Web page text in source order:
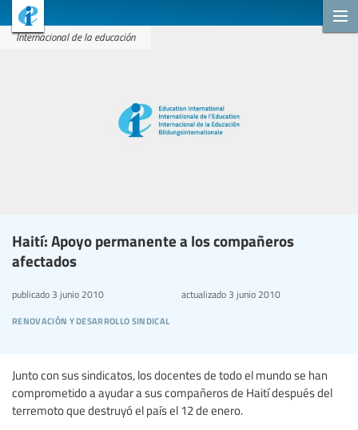
Internacional de la educación
Haití: Apoyo permanente a los compañeros
afectados
renovación y desarrollo sindical
publicado 3 junio 2010 actualizado3 junio 2010
Junto con sus sindicatos, los docentes de todo el mundo se han
comprometido a ayudar a sus compañeros de Haití después del
terremoto que destruyó el país el 12 de enero.